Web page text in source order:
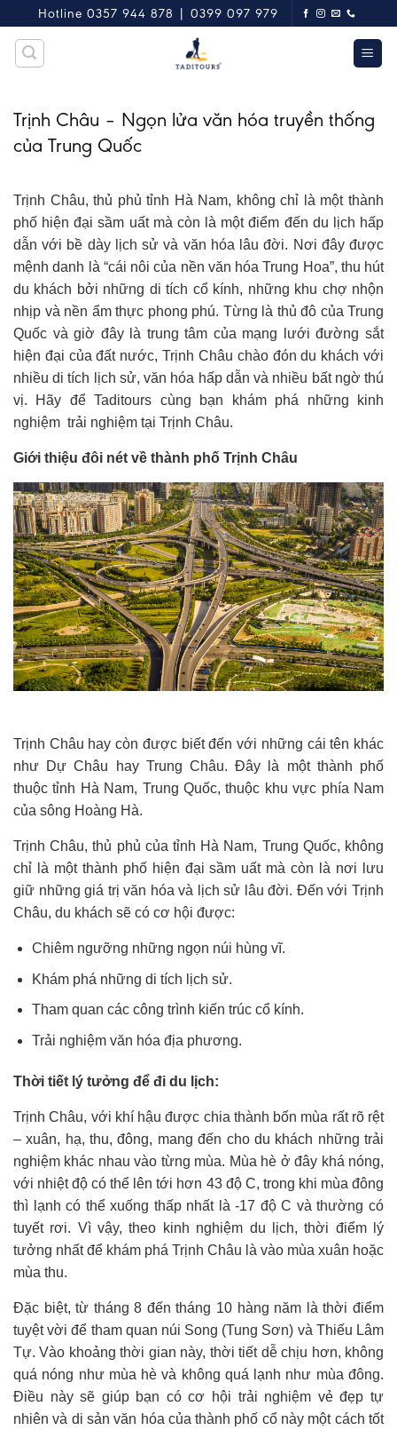
content
Hotline 0357 944 878 | 0399 097 979
Trịnh Châu – Ngọn lửa văn hóa truyền thống
của Trung Quốc
Trịnh Châu, thủ phủ tỉnh Hà Nam, không chỉ là một thành
phố hiện đại sầm uất mà còn là một điểm đến du lịch hấp
dẫn với bề dày lịch sử và văn hóa lâu đời. Nơi đây được
mệnh danh là “cái nôi của nền văn hóa Trung Hoa”, thu hút
du khách bởi những di tích cổ kính, những khu chợ nhộn
nhịp và nền ẩm thực phong phú. Từng là thủ đô của Trung
Quốc và giờ đây là trung tâm của mạng lưới đường sắt
hiện đại của đất nước, Trịnh Châu chào đón du khách với
nhiều di tích lịch sử, văn hóa hấp dẫn và nhiều bất ngờ thú
vị. Hãy để Taditours cùng bạn khám phá những kinh
nghiệm trải nghiệm tại Trịnh Châu.
Giới thiệu đôi nét về thành phố Trịnh Châu
Trịnh Châu hay còn được biết đến với những cái tên khác
như Dự Châu hay Trung Châu. Đây là một thành phố
thuộc tỉnh Hà Nam, Trung Quốc, thuộc khu vực phía Nam
của sông Hoàng Hà.
Trịnh Châu, thủ phủ của tỉnh Hà Nam, Trung Quốc, không
chỉ là một thành phố hiện đại sầm uất mà còn là nơi lưu
giữ những giá trị văn hóa và lịch sử lâu đời. Đến với Trịnh
Châu, du khách sẽ có cơ hội được:
Chiêm ngưỡng những ngọn núi hùng vĩ.
Khám phá những di tích lịch sử.
Tham quan các công trình kiến trúc cổ kính.
Trải nghiệm văn hóa địa phương.
Thời tiết lý tưởng để đi du lịch:
Trịnh Châu, với khí hậu được chia thành bốn mùa rất rõ rệt
– xuân, hạ, thu, đông, mang đến cho du khách những trải
nghiệm khác nhau vào từng mùa. Mùa hè ở đây khá nóng,
với nhiệt độ có thể lên tới hơn 43 độ C, trong khi mùa đông
thì lạnh có thể xuống thấp nhất là -17 độ C và thường có
tuyết rơi. Vì vậy, theo kinh nghiệm du lịch, thời điểm lý
tưởng nhất để khám phá Trịnh Châu là vào mùa xuân hoặc
mùa thu.
Đặc biệt, từ tháng 8 đến tháng 10 hàng năm là thời điểm
tuyệt vời để tham quan núi Song (Tung Sơn) và Thiếu Lâm
Tự. Vào khoảng thời gian này, thời tiết dễ chịu hơn, không
quá nóng như mùa hè và không quá lạnh như mùa đông.
Điều này sẽ giúp bạn có cơ hội trải nghiệm vẻ đẹp tự
nhiên và di sản văn hóa của thành phố cổ này một cách tốt